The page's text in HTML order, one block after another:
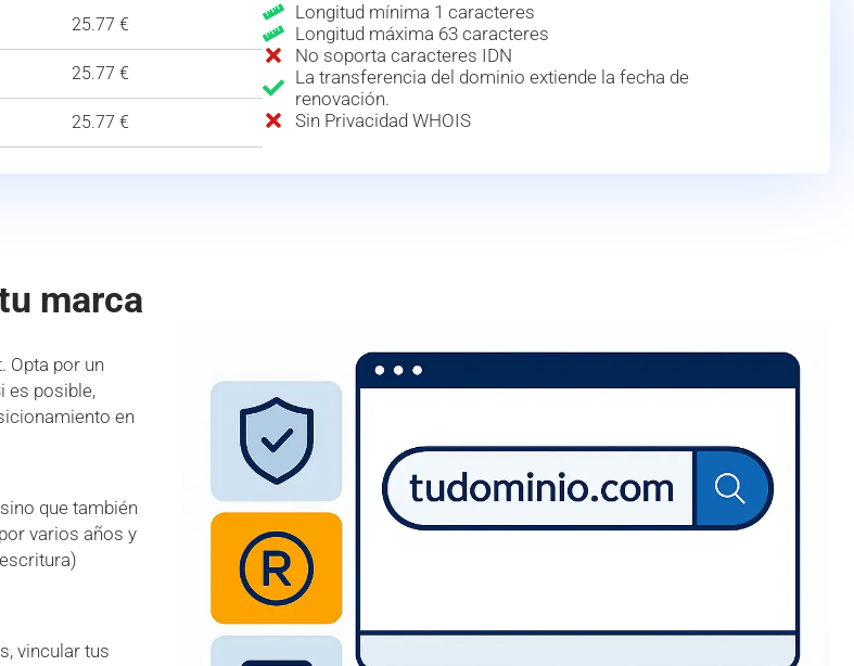
25.77 €
25.77 €
25.77 €
Longitud mínima 1 caracteres
Longitud máxima 63 caracteres
No soporta caracteres IDN
La transferencia del dominio extiende la fecha de
renovación.
Sin Privacidad WHOIS
marca
Opta por un
es posible,
en
que también
varios años y
vincular tus